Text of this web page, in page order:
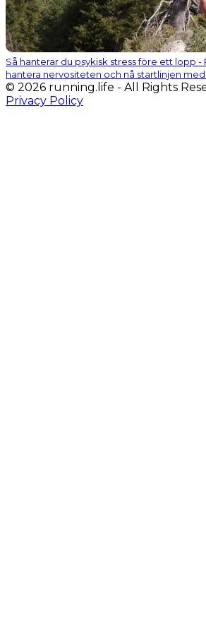
Så hanterar du psykisk stress före ett lopp -
hantera nervositeten och nå startlinjen
© 2026 running.life - All Rights
Privacy Policy